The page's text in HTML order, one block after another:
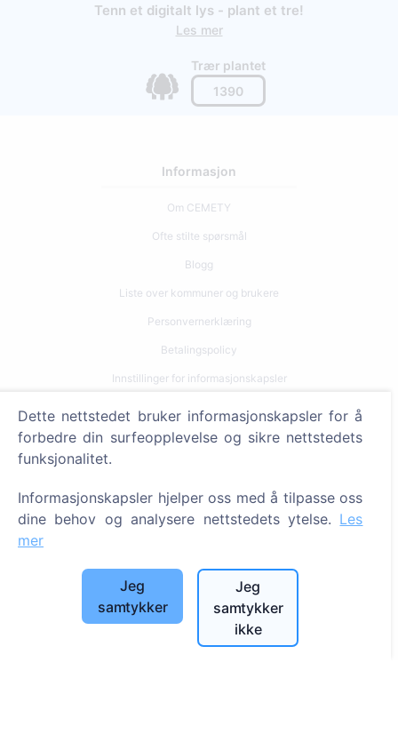
Tenn et digitalt lys - plant et tre!
Les mer
Trær plantet
1390
Informasjon
Om CEMETY
Ofte stilte spørsmål
Blogg
Liste over kommuner og brukere
Personvernerklæring
Betalingspolicy
Innstillinger for informasjonskapsler
Søk
Tjenester
Kontakter
UAB "Kapinių valdymo sprendimai", 304241197
+370 612 08926 (I-V 8:00 - 16:45)
Dette nettstedet bruker informasjonskapsler for å
forbedre din surfeopplevelse og sikre nettstedets
funksjonalitet.
Informasjonskapsler hjelper oss med å tilpasse oss
dine behov og analysere nettstedets ytelse. Les
mer
Jeg
samtykker
Jeg
samtykker
ikke